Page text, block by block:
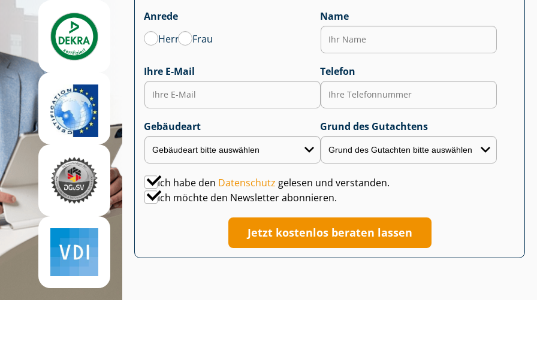
Anrede
Herr
Frau
Name
Ihre E-Mail Telefon
Gebäudeart Grund des Gutachtens
Ich habe den Datenschutz gelesen und verstanden.
Ich möchte den Newsletter abonnieren.
Jetzt kostenlos beraten lassen